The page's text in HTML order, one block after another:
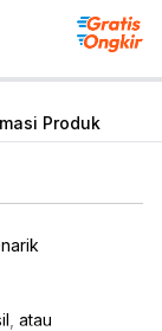
Produk
atau